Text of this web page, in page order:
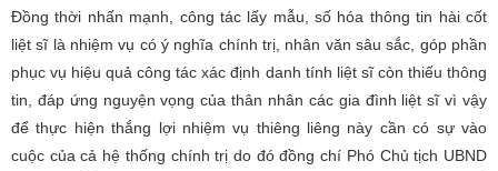
Đồng thời nhấn mạnh, công tác lấy mẫu, số hóa thông tin hài cốt
liệt sĩ là nhiệm vụ có ý nghĩa chính trị, nhân văn sâu sắc, góp phần
phục vụ hiệu quả công tác xác định danh tính liệt sĩ còn thiếu thông
tin, đáp ứng nguyện vọng của thân nhân các gia đình liệt sĩ vì vậy
để thực hiện thắng lợi nhiệm vụ thiêng liêng này cần có sự vào
cuộc của cả hệ thống chính trị do đó đồng chí Phó Chủ tịch UBND